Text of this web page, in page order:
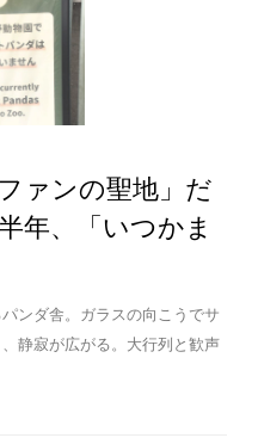
ァンの聖地」だ
年、「いつかま
ンダ舎。ガラスの向こうでサ
静寂が広がる。大行列と歓声